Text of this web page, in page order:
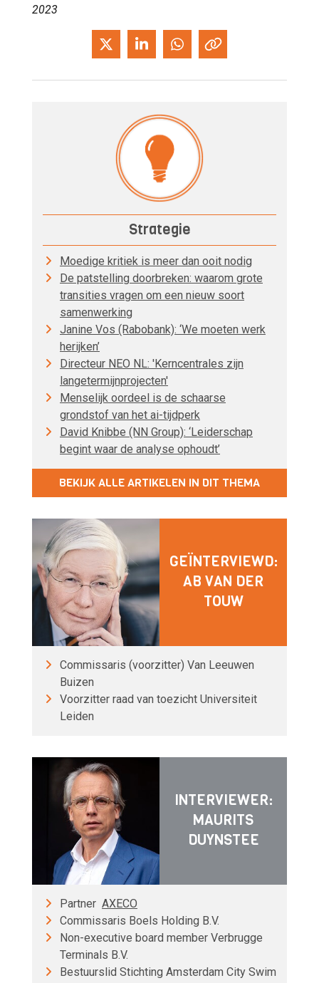
2023
Strategie
Moedige kritiek is meer dan ooit nodig
De patstelling doorbreken: waarom grote
transities vragen om een nieuw soort
samenwerking
Janine Vos (Rabobank): ‘We moeten werk
herijken’
Directeur NEO NL: 'Kerncentrales zijn
langetermijnprojecten'
Menselijk oordeel is de schaarse
grondstof van het ai-tijdperk
David Knibbe (NN Group): ‘Leiderschap
begint waar de analyse ophoudt’
BEKIJK ALLE ARTIKELEN IN DIT THEMA
GEÏNTERVIEWD:
AB VAN DER
TOUW
Commissaris (voorzitter) Van Leeuwen
Buizen
Voorzitter raad van toezicht Universiteit
Leiden
INTERVIEWER:
MAURITS
DUYNSTEE
Partner AXECO
Commissaris Boels Holding B.V.
Non-executive board member Verbrugge
Terminals B.V.
Bestuurslid Stichting Amsterdam City Swim